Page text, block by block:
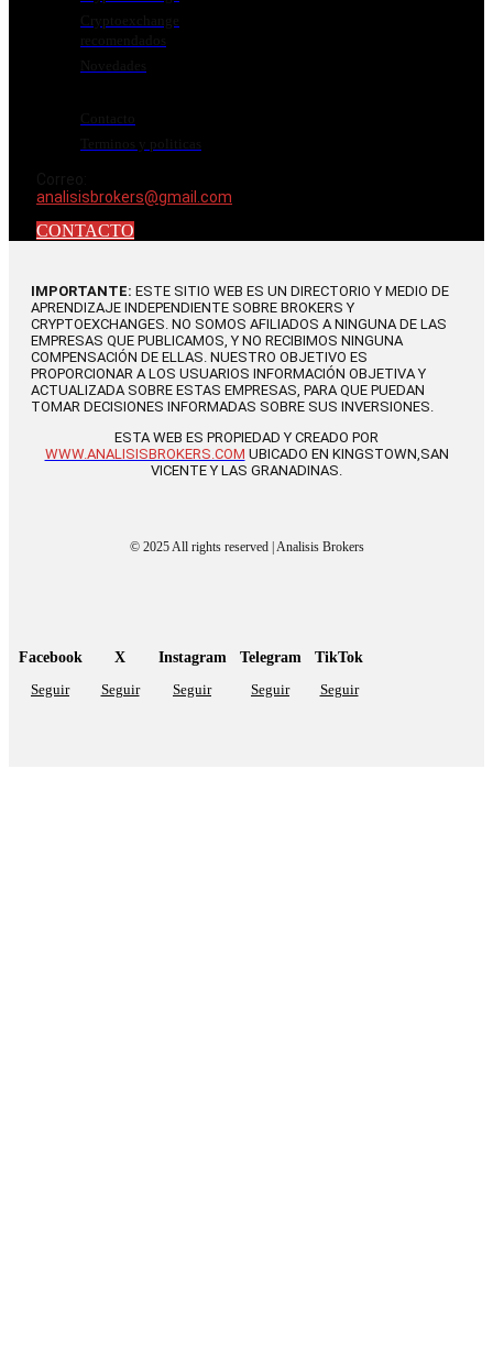
analisisbrokers@gmail.com
CONTACTO
IMPORTANTE: ESTE SITIO WEB ES UN DIRECTORIO Y MEDIO DE
APRENDIZAJE INDEPENDIENTE SOBRE BROKERS Y
CRYPTOEXCHANGES. NO SOMOS AFILIADOS A NINGUNA DE LAS
EMPRESAS QUE PUBLICAMOS, Y NO RECIBIMOS NINGUNA
COMPENSACIÓN DE ELLAS. NUESTRO OBJETIVO ES
PROPORCIONAR A LOS USUARIOS INFORMACIÓN OBJETIVA Y
ACTUALIZADA SOBRE ESTAS EMPRESAS, PARA QUE PUEDAN
TOMAR DECISIONES INFORMADAS SOBRE SUS INVERSIONES.
ESTA WEB ES PROPIEDAD Y CREADO POR
WWW.ANALISISBROKERS.COM UBICADO EN KINGSTOWN,SAN
VICENTE Y LAS GRANADINAS.
© 2025 All rights reserved | Analisis Brokers
Facebook
Seguir
X
Seguir
Instagram
Seguir
Telegram
Seguir
TikTok
Seguir